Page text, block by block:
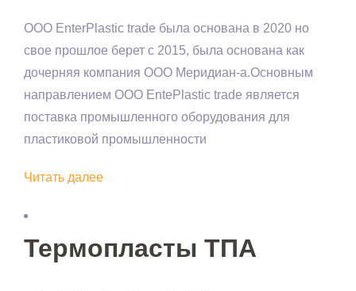
OOO EnterPlastic trade была основана в 2020 но
свое прошлое берет с 2015, была основана как
дочерняя компания ООО Меридиан-а.Основным
направлением ООО EntePlastic trade является
поставка промышленного оборудования для
пластиковой промышленности
Читать далее
Термопласты ТПА